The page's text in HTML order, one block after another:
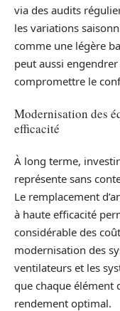
via des audits
les variations
comme une légère
peut aussi
compromettre le
Modernisation des
efficacité
À long terme,
représente sans
Le remplacement
à haute efficacité
considérable des
modernisation des
ventilateurs et les
que chaque élément
rendement optimal.